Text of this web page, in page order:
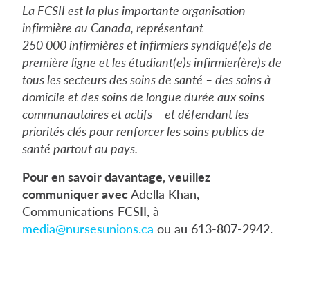
La FCSII est la plus importante organisation
infirmière au Canada, représentant
250 000 infirmières et infirmiers syndiqué(e)s de
première ligne et les étudiant(e)s infirmier(ère)s de
tous les secteurs des soins de santé – des soins à
domicile et des soins de longue durée aux soins
communautaires et actifs – et défendant les
priorités clés pour renforcer les soins publics de
santé partout au pays.
Pour en savoir davantage, veuillez
communiquer avecAdella Khan,
Communications FCSII, à
media@nursesunions.ca ou au 613-807-2942.